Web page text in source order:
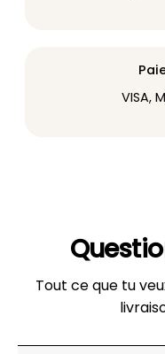
VISA,
Tout ce que tu